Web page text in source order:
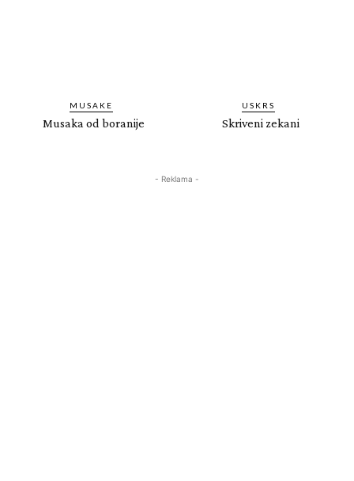
MUSAKE
Musaka od boranije
USKRS
Skriveni zekani
- Reklama -